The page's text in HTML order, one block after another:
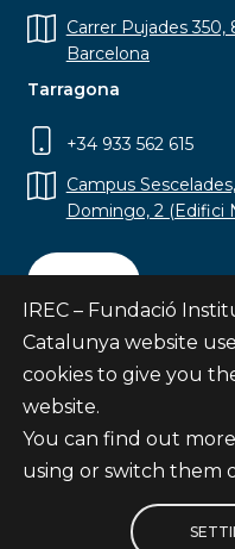
Carrer Pujades 350,
Barcelona
Tarragona
+34 933 562 615
Campus
Domingo, 2 (Edifici
Contact
Subscribe
© Fundació Institut de
IREC – Fundació
Catalunya website
cookies to give you
website.
You can find out
using or switch them